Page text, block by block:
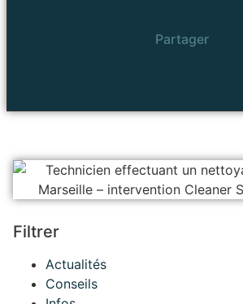
Partager
Filtrer
Actualités
Conseils